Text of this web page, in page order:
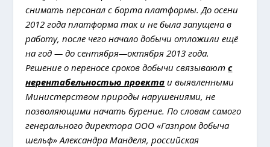
снимать персонал с борта платформы. До осени
2012 года платформа так и не была запущена в
работу, после чего начало добычи отложили ещё
на год — до сентября—октября 2013 года.
Решение о переносе сроков добычи связываютс
нерентабельностью проекта и выявленными
Министерством природы нарушениями, не
позволяющими начать бурение. По словам самого
генерального директора ООО «Газпром добыча
шельф» Александра Манделя, российская